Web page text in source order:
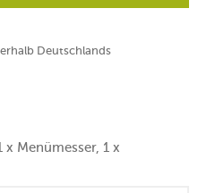
Deutschlands
x Menümesser, 1 x